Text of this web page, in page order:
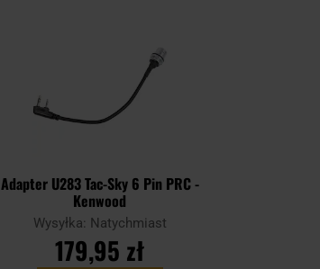
Adapter U283 Tac-Sky 6 Pin PRC -
Kenwood
Wysyłka: Natychmiast
179,95 zł